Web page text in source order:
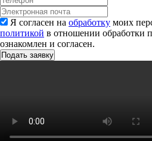
Я согласен на обработку моих
политикой в отношении обработки
ознакомлен и согласен.